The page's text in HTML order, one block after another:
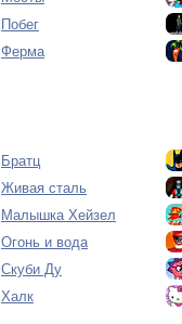
Побег
Ферма
Братц
Живая сталь
Малышка Хейзел
Огонь и вода
Скуби Ду
Халк